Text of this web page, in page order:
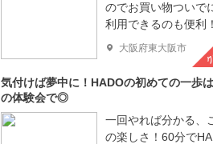
のでお買い物ついで
利用できるのも便利！
大阪府東大阪市
気付けば夢中に！HADOの初めての一歩
の体験会で◎
一回やれば分かる、
の楽しさ！60分で